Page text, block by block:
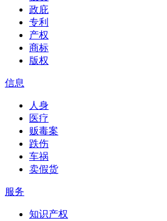
政庇
专利
产权
商标
版权
信息
人身
医疗
贩毒案
跌伤
车祸
卖假货
服务
知识产权